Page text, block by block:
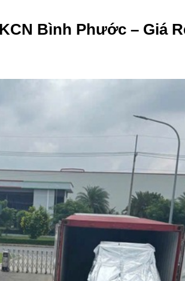
Bình Phước – Giá